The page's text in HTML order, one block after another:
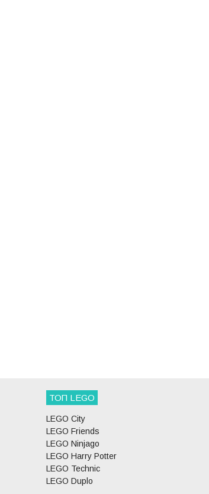
ТОП LEGO
LEGO City
LEGO Friends
LEGO Ninjago
LEGO Harry Potter
LEGO Technic
LEGO Duplo